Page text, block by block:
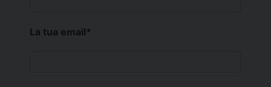
La tua email*